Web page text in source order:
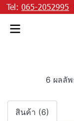
Tel: 065-2052995
6 ผลลั
สินค้า (6)